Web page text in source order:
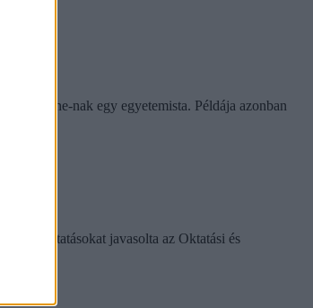
Eduline-nak egy egyetemista. Példája azonban
változtatásokat javasolta az Oktatási és